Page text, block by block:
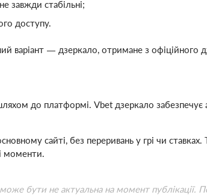
завжди стабільні;
доступу.
варіант — дзеркало, отримане з
до платформі. Vbet дзеркало
сайті, без переривань у грі чи
моменти.
бути не актуальна на момент